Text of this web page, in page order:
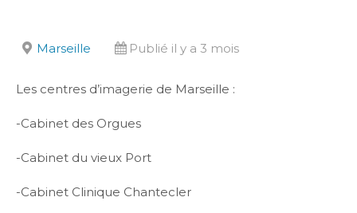
Marseille Publié il y a 3 mois
Les centres d’imagerie de Marseille :
-Cabinet des Orgues
-Cabinet du vieux Port
-Cabinet Clinique Chantecler